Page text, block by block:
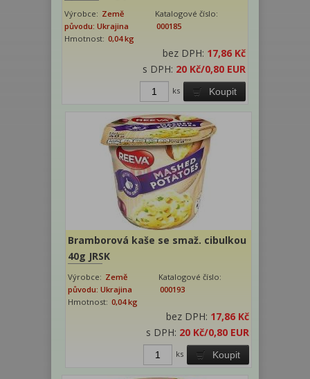
Výrobce: Země
původu: Ukrajina
Katalogové číslo:
000185
Hmotnost: 0,04 kg
bez DPH: 17,86 Kč
s DPH: 20 Kč/0,80 EUR
Koupit
ks
Bramborová kaše se smaž. cibulkou
40g JRSK
Výrobce: Země
původu: Ukrajina
Katalogové číslo:
000193
Hmotnost: 0,04 kg
bez DPH: 17,86 Kč
s DPH: 20 Kč/0,80 EUR
Koupit
ks